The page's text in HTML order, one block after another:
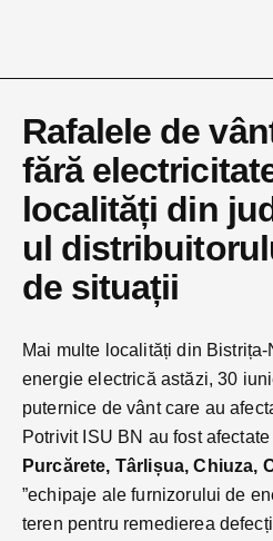
Rafalele de
fără
localități din
ul
de situații
Mai multe localități din
energie electrică astăzi, 30
puternice de vânt care au
Potrivit ISU BN au fost
Purcărete, Târlișua, Chiuza,
”echipaje ale furnizorului de
teren pentru remedierea